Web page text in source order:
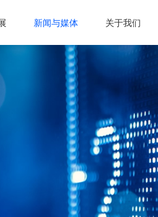
新闻与媒体 关于我们